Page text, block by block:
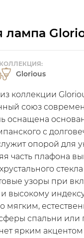
лампа
КОЛЛЕКЦИЯ:
Glorious
коллекции
союз
оснащена
с
опорой для
часть плафона
узоры при
высокому
мягким,
спальни или
ярким